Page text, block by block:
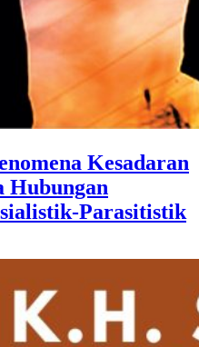
Kesadaran
Hubungan
Parasitistik